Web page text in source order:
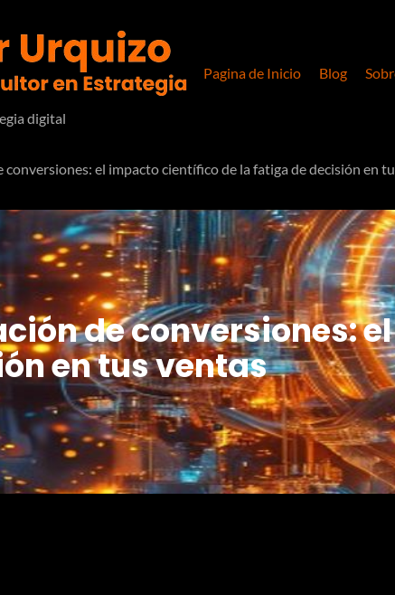
digital
Pagina de Inicio Blog
el impacto científico de la fatiga de decisión en
de conversiones:
en tus ventas